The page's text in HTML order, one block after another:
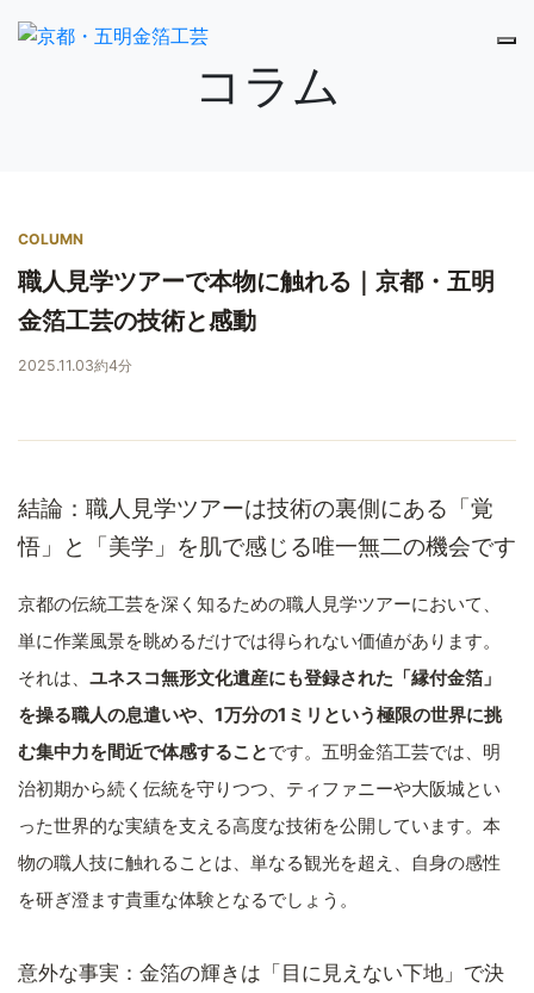
コラム
COLUMN
職人見学ツアーで本物に触れる｜京都・五明
金箔工芸の技術と感動
2025.11.03約4分
結論：職人見学ツアーは技術の裏側にある「覚
悟」と「美学」を肌で感じる唯一無二の機会です
京都の伝統工芸を深く知るための職人見学ツアーにおいて、
単に作業風景を眺めるだけでは得られない価値があります。
それは、 ユネスコ無形文化遺産にも登録された「縁付金箔」
を操る職人の息遣いや、1万分の1ミリという極限の世界に挑
む集中力を間近で体感することです。五明金箔工芸では、明
治初期から続く伝統を守りつつ、ティファニーや大阪城とい
った世界的な実績を支える高度な技術を公開しています。本
物の職人技に触れることは、単なる観光を超え、自身の感性
を研ぎ澄ます貴重な体験となるでしょう。
意外な事実：金箔の輝きは「目に見えない下地」で決